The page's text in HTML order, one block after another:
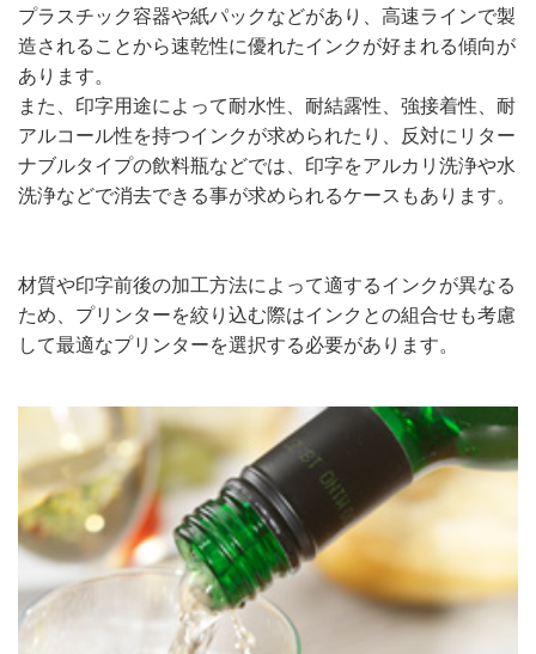
プラスチック容器や紙パックなどがあり、高速ラインで製
造されることから速乾性に優れたインクが好まれる傾向が
あります。
また、印字用途によって耐水性、耐結露性、強接着性、耐
アルコール性を持つインクが求められたり、反対にリター
ナブルタイプの飲料瓶などでは、印字をアルカリ洗浄や水
洗浄などで消去できる事が求められるケースもあります。
材質や印字前後の加工方法によって適するインクが異なる
ため、プリンターを絞り込む際はインクとの組合せも考慮
して最適なプリンターを選択する必要があります。